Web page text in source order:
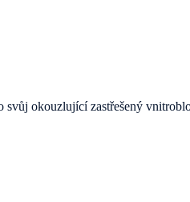
okouzlující zastřešený